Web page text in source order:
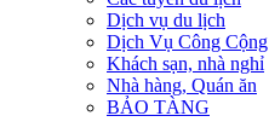
Dịch vụ du lịch
Dịch Vụ Công Cộng
Khách sạn, nhà nghỉ
Nhà hàng, Quán ăn
BẢO TÀNG